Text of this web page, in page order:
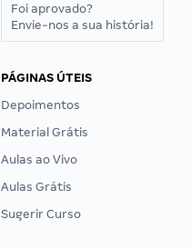
Foi aprovado?
Envie-nos a sua história!
PÁGINAS ÚTEIS
Depoimentos
Material Grátis
Aulas ao Vivo
Aulas Grátis
Sugerir Curso